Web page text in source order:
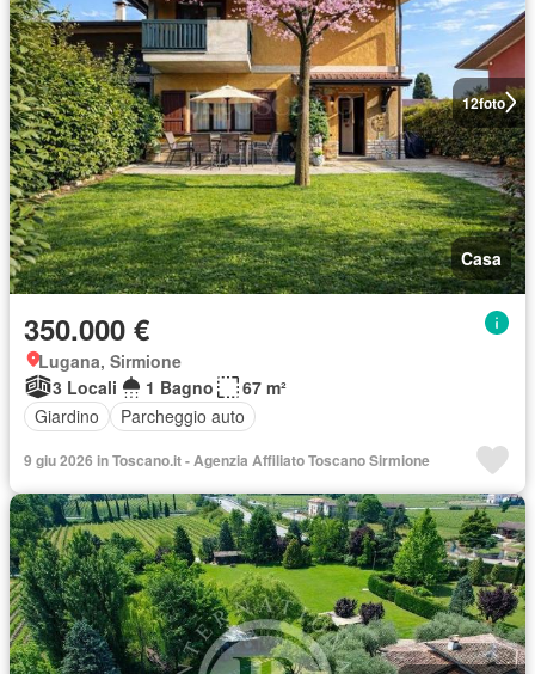
12foto
Casa
350.000 €
Lugana, Sirmione
3 Locali
1 Bagno
67 m²
Giardino
Parcheggio auto
9 giu 2026 in Toscano.it - Agenzia Affiliato Toscano Sirmione